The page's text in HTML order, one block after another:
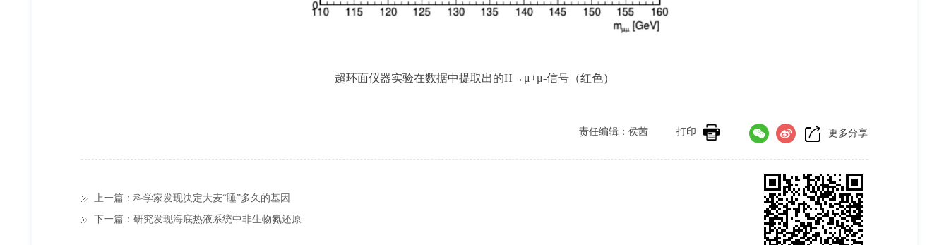
超环面仪器实验在数据中提取出的H→μ+μ-信号（红色）
更多分享
打印
责任编辑：侯茜
上一篇：科学家发现决定大麦“睡”多久的基因
下一篇：研究发现海底热液系统中非生物氮还原